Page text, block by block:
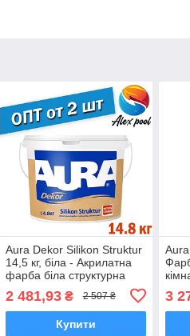
Aura Dekor Silikon Struktur
14,5 кг, біла - Акрилатна
фарба біла структурна
2 481,93₴ 2 507 ₴
Купити
3